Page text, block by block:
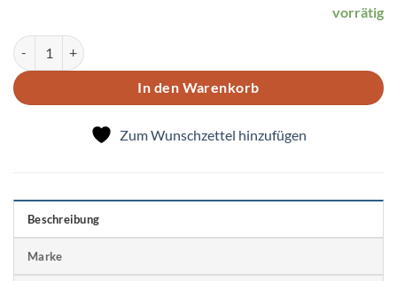
vorrätig
Bastelset Schneckenband: Häkelgarn und Häkelnadel Menge
In den Warenkorb
Zum Wunschzettel hinzufügen
Beschreibung
Marke